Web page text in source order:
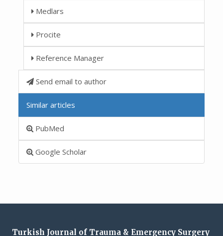
Medlars
Procite
Reference Manager
Send email to author
Similar articles
PubMed
Google Scholar
Turkish Journal of Trauma & Emergency Surgery